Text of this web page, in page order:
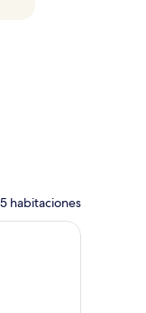
fin de semana ago
habitaciones
y un baño visible
con